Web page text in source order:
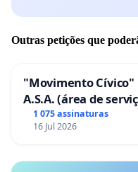
Outras petições que
"Movimento Cívico"
A.S.A. (área de
Coimbra
1 075 assinaturas
16 Jul 2026